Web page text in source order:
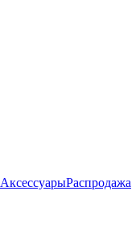
АксессуарыРаспродажа